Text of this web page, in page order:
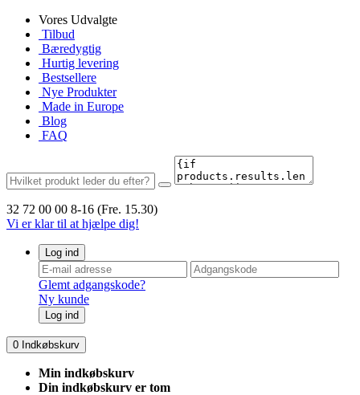
Vores Udvalgte
Tilbud
Bæredygtig
Hurtig levering
Bestsellere
Nye Produkter
Made in Europe
Blog
FAQ
32 72 00 00 8-16 (Fre. 15.30)
Vi er klar til at hjælpe dig!
Log ind
Glemt adgangskode?
Ny kunde
Log ind
0 Indkøbskurv
Min indkøbskurv
Din indkøbskurv er tom